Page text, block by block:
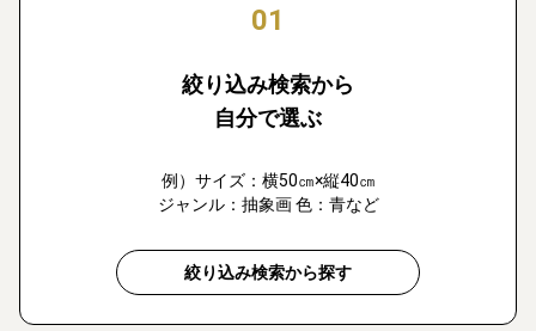
01
絞り込み検索から
自分で選ぶ
例）サイズ：横50㎝×縦40㎝
ジャンル：抽象画 色：青など
絞り込み検索から探す